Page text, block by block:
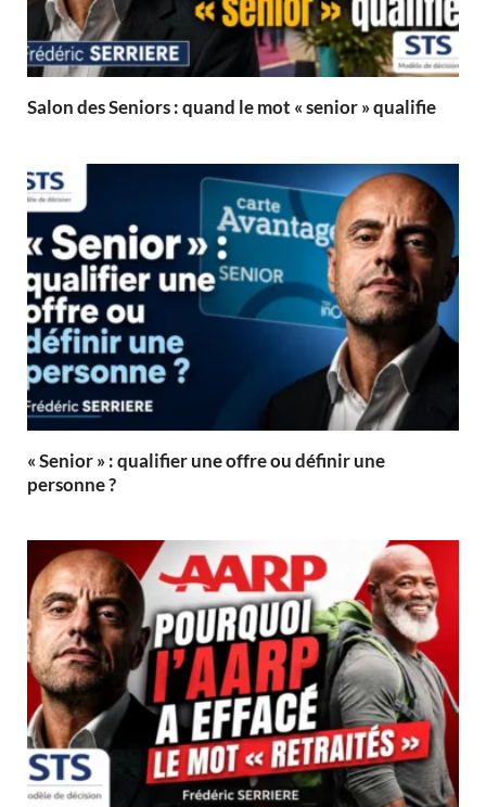
Salon des Seniors : quand le mot « senior » qualifie
« Senior » : qualifier une offre ou définir une
personne ?